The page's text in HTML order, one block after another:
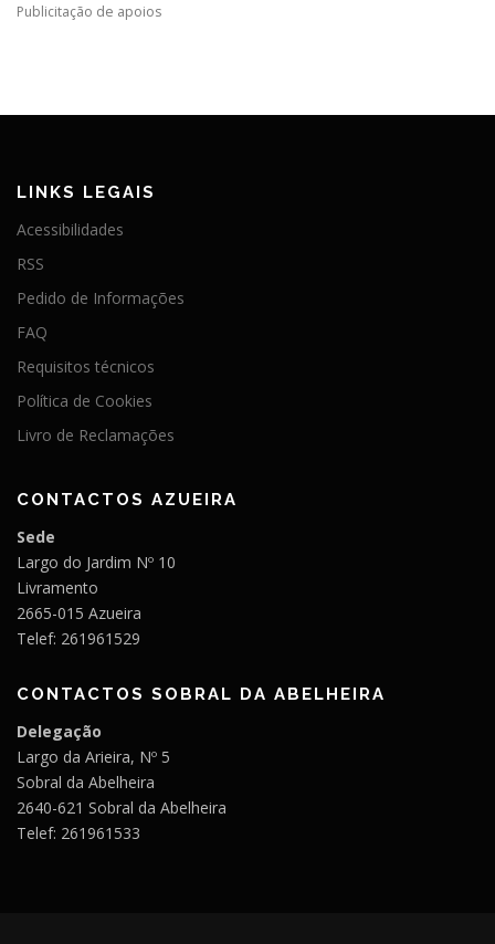
Publicitação de apoios
LINKS LEGAIS
Acessibilidades
RSS
Pedido de Informações
FAQ
Requisitos técnicos
Política de Cookies
Livro de Reclamações
CONTACTOS AZUEIRA
Sede
Largo do Jardim Nº 10
Livramento
2665-015 Azueira
Telef: 261961529
CONTACTOS SOBRAL DA ABELHEIRA
Delegação
Largo da Arieira, Nº 5
Sobral da Abelheira
2640-621 Sobral da Abelheira
Telef: 261961533